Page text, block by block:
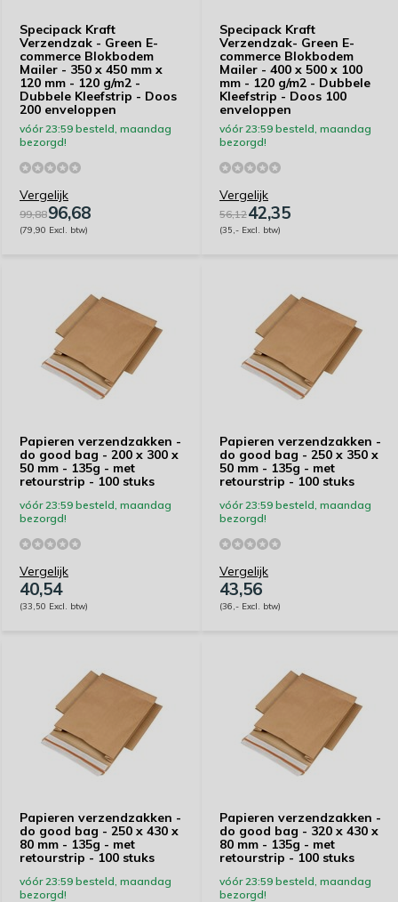
Specipack Kraft
Verzendzak - Green E-
commerce Blokbodem
Mailer - 350 x 450 mm x
120 mm - 120 g/m2 -
Dubbele Kleefstrip - Doos
200 enveloppen
vóór 23:59 besteld, maandag
bezorgd!
Vergelijk
99,8896,68
(79,90 Excl. btw)
Specipack Kraft
Verzendzak- Green E-
commerce Blokbodem
Mailer - 400 x 500 x 100
mm - 120 g/m2 - Dubbele
Kleefstrip - Doos 100
enveloppen
vóór 23:59 besteld, maandag
bezorgd!
Vergelijk
56,1242,35
(35,- Excl. btw)
Papieren verzendzakken -
do good bag - 200 x 300 x
50 mm - 135g - met
retourstrip - 100 stuks
vóór 23:59 besteld, maandag
bezorgd!
Vergelijk
40,54
(33,50 Excl. btw)
Papieren verzendzakken -
do good bag - 250 x 350 x
50 mm - 135g - met
retourstrip - 100 stuks
vóór 23:59 besteld, maandag
bezorgd!
Vergelijk
43,56
(36,- Excl. btw)
Papieren verzendzakken -
do good bag - 250 x 430 x
80 mm - 135g - met
retourstrip - 100 stuks
vóór 23:59 besteld, maandag
bezorgd!
Papieren verzendzakken -
do good bag - 320 x 430 x
80 mm - 135g - met
retourstrip - 100 stuks
vóór 23:59 besteld, maandag
bezorgd!